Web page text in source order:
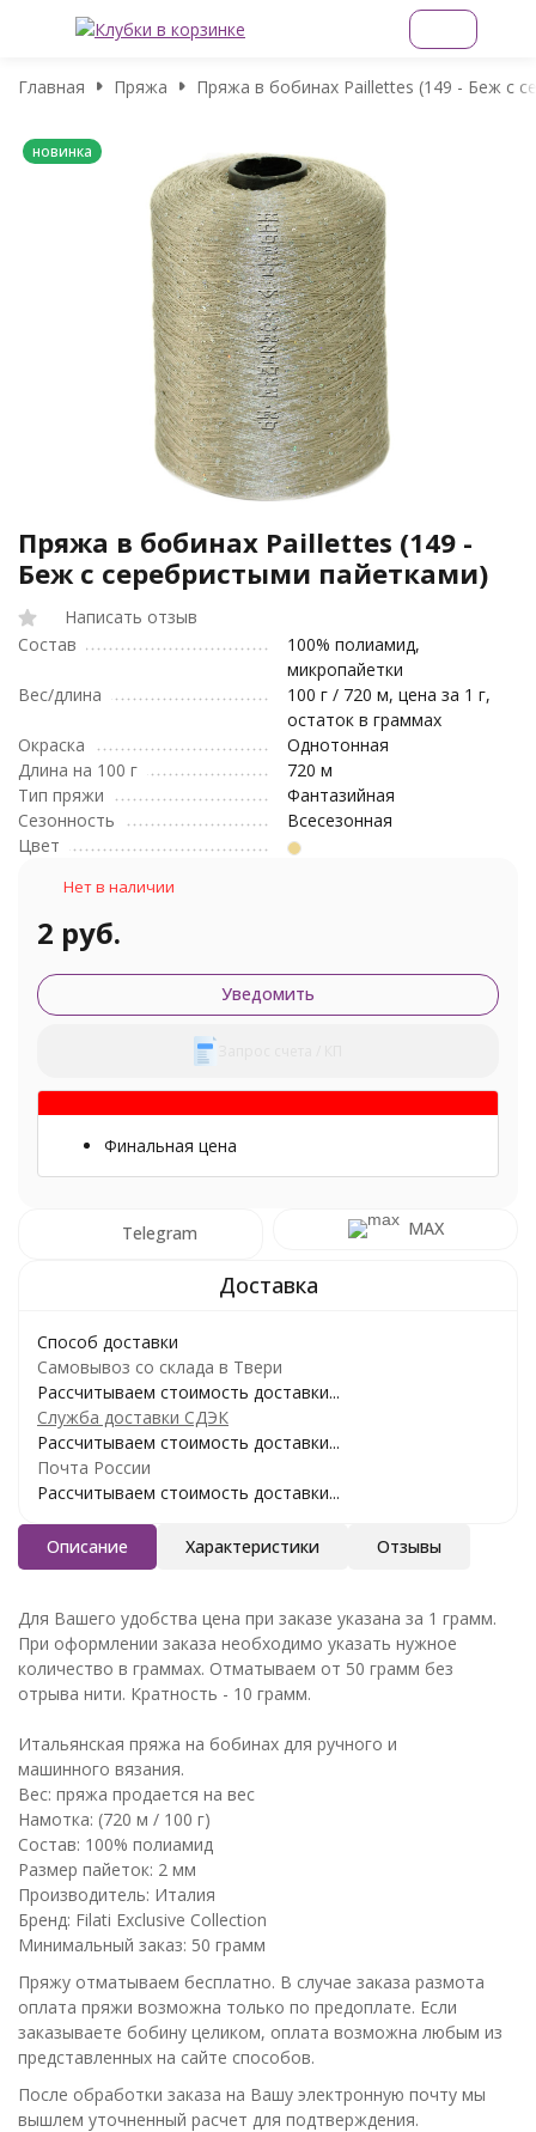
Главная Пряжа Пряжа в бобинах Paillettes (149 - Беж с
новинка
Пряжа в бобинах Paillettes (149 -
Беж с серебристыми пайетками)
Написать отзыв
Состав
100% полиамид,
микропайетки
Вес/длина
100 г / 720 м, цена за 1 г,
остаток в граммах
Окраска
Однотонная
Длина на 100 г
720 м
Тип пряжи
Фантазийная
Сезонность
Всесезонная
Цвет
Нет в наличии
2 руб.
Уведомить
Финальная цена
Telegram MAX
Способ доставки
Самовывоз со склада в Твери
Рассчитываем стоимость доставки...
Служба доставки СДЭК
Рассчитываем стоимость доставки...
Почта России
Рассчитываем стоимость доставки...
Описание Характеристики Отзывы
Для Вашего удобства цена при заказе указана за 1 грамм.
При оформлении заказа необходимо указать нужное
количество в граммах. Отматываем от 50 грамм без
отрыва нити. Кратность - 10 грамм.
Итальянская пряжа на бобинах для ручного и
машинного вязания.
Вес: пряжа продается на вес
Намотка: (720 м / 100 г)
Состав: 100% полиамид
Размер пайеток: 2 мм
Производитель: Италия
Бренд: Filati Exclusive Collection
Минимальный заказ: 50 грамм
Пряжу отматываем бесплатно. В случае заказа размота
оплата пряжи возможна только по предоплате. Если
заказываете бобину целиком, оплата возможна любым из
представленных на сайте способов.
После обработки заказа на Вашу электронную почту мы
вышлем уточненный расчет для подтверждения.